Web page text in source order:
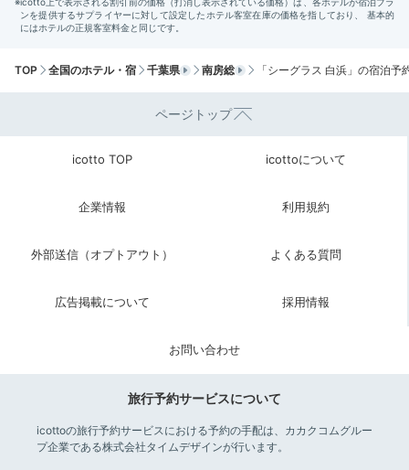
ので開放感抜群です♪
+1
08:00
デリバリー
朝食セット一例
TOP 全国のホテル・宿 千葉県 南房総 「シーグラス 白浜」の宿泊予
ページトップ
icotto TOP icottoについて
企業情報 利用規約
外部送信（オプトアウト） よくある質問
広告掲載について 採用情報
お問い合わせ
旅行予約サービスについて
icottoの旅行予約サービスにおける予約の手配は、カカクコムグルー
プ企業である株式会社タイムデザインが行います。